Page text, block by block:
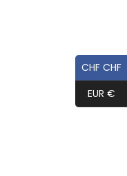
CHF CHF
EUR €